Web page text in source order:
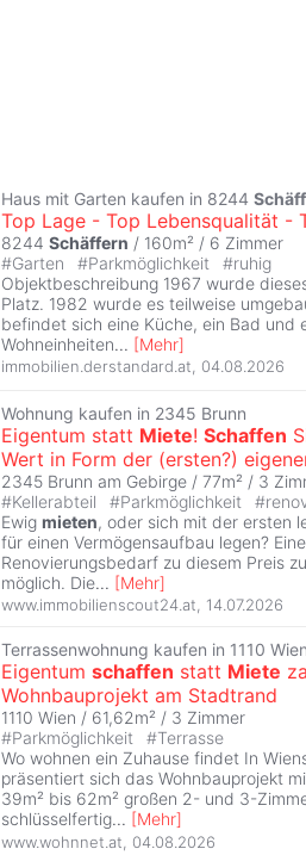
Haus mit Garten kaufen in 8244
Top Lage - Top Lebensqualität -
8244 Schäffern / 160m² / 6 Zimmer
#Garten #Parkmöglichkeit #ruhig
Objektbeschreibung 1967 wurde
Platz. 1982 wurde es teilweise
befindet sich eine Küche, ein Bad und
Wohneinheiten... [Mehr]
immobilien.derstandard.at 04.08.2026
Wohnung kaufen in 2345 Brunn
Eigentum statt Miete! Schaffen
Wert in Form der (ersten?)
2345 Brunn am Gebirge / 77m² / 3
#Kellerabteil #Parkmöglichkeit #
Ewig mieten, oder sich mit der ersten
für einen Vermögensaufbau legen?
Renovierungsbedarf zu diesem Preis
möglich. Die... [Mehr]
www.immobilienscout24.at 14.07.2026
Terrassenwohnung kaufen in 1110 Wien
Eigentum schaffen statt Miete
Wohnbauprojekt am Stadtrand
1110 Wien / 61,62m² / 3 Zimmer
#Parkmöglichkeit #Terrasse
Wo wohnen ein Zuhause findet In
präsentiert sich das Wohnbauprojekt
39m² bis 62m² großen 2- und 3-
schlüsselfertig... [Mehr]
www.wohnnet.at 04.08.2026